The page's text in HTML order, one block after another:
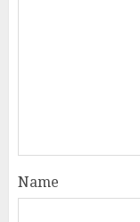
Name